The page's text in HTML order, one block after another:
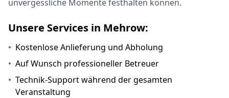
unvergessliche Momente festhalten können.
Unsere Services in Mehrow:
• Kostenlose Anlieferung und Abholung
• Auf Wunsch professioneller Betreuer
• Technik-Support während der gesamten
Veranstaltung